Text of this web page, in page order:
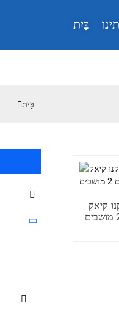
בַּיִת
בַּיִת
קיאק